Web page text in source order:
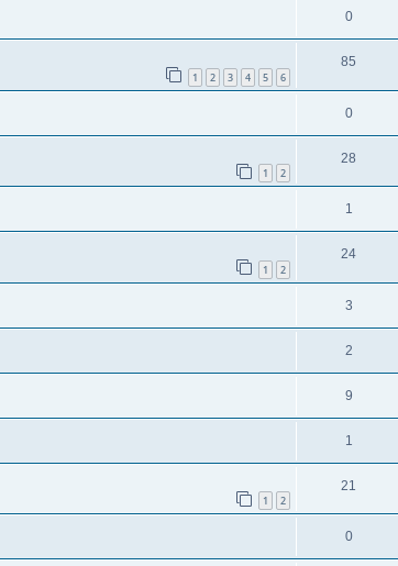
0
1 2 3 4 5 6
85
0
1 2
28
1
1 2
24
3
2
9
1
1 2
21
0